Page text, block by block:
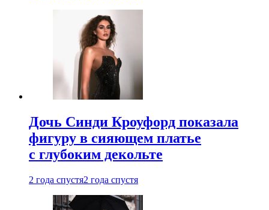
Дочь Синди Кроуфорд показала
фигуру в сияющем платье
с глубоким декольте
2 года спустя2 года спустя